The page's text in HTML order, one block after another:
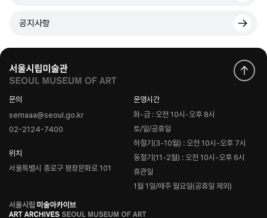
공지사항
문의
semaaa@seoul.go.kr
02-2124-7400
위치
서울특별시 종로구 평창문화로 101
운영시간
화-금 : 오전 10시-오후 8시
토/일/공휴일
하절기(3-10월) : 오전 10시-오후 7시
동절기(11-2월) : 오전 10시-오후 6시
휴관일
1월 1일/매주 월요일(공휴일 제외)
로
고